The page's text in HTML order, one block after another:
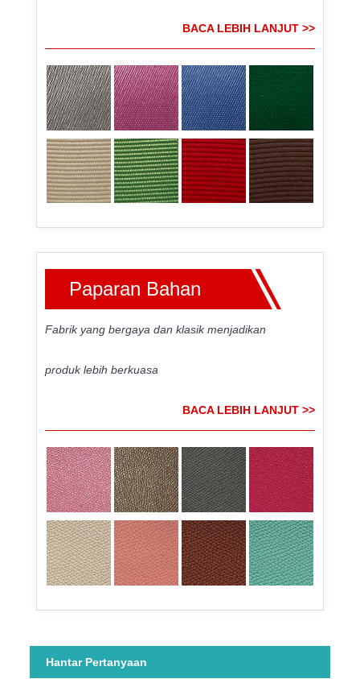
BACA LEBIH LANJUT >>
Paparan Bahan
Fabrik yang bergaya dan klasik menjadikan
produk lebih berkuasa
BACA LEBIH LANJUT >>
Hantar Pertanyaan